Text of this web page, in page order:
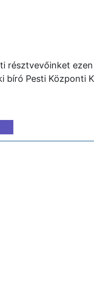
résztvevőinket
bíró Pesti Központi